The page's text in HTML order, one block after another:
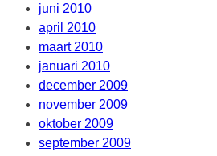
juni 2010
april 2010
maart 2010
januari 2010
december 2009
november 2009
oktober 2009
september 2009